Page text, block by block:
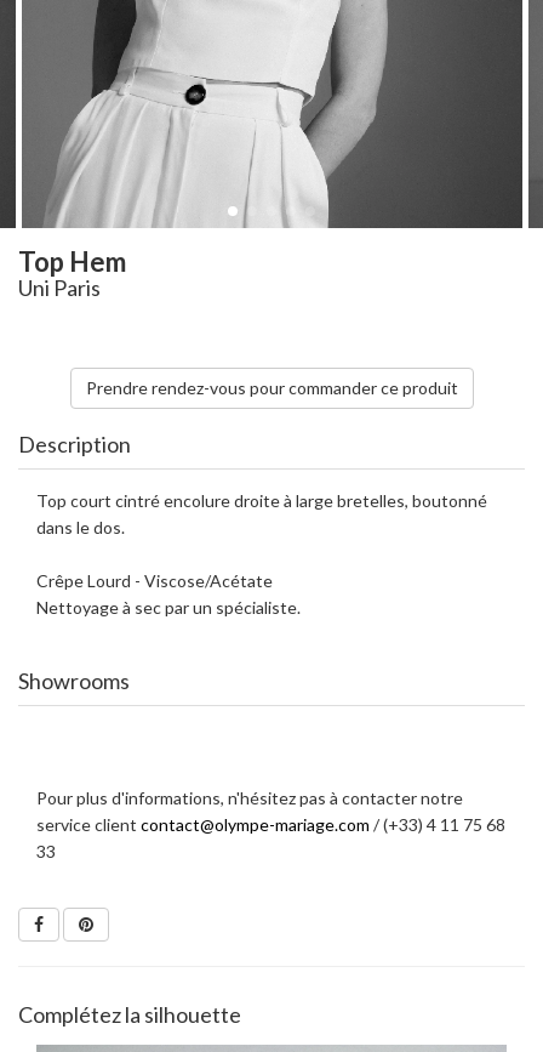
Top Hem
Uni Paris
Prendre rendez-vous pour commander ce produit
Description
Top court cintré encolure droite à large bretelles, boutonné
dans le dos.
Crêpe Lourd - Viscose/Acétate
Nettoyage à sec par un spécialiste.
Showrooms
Pour plus d'informations, n'hésitez pas à contacter notre
service client contact@olympe-mariage.com / (+33) 4 11 75 68
33
Complétez la silhouette